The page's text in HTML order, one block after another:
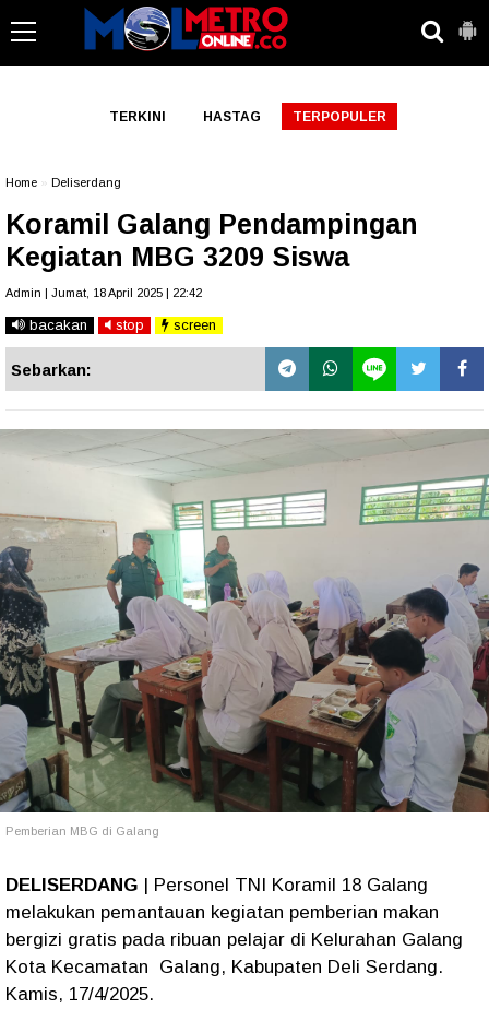
TERKINI HASTAG TERPOPULER
Home Deliserdang
Koramil Galang Pendampingan
Kegiatan MBG 3209 Siswa
Admin | Jumat, 18 April 2025 | 22:42
bacakan stop screen
Sebarkan:
Pemberian MBG di Galang
DELISERDANG | Personel TNI Koramil 18 Galang
melakukan pemantauan kegiatan pemberian makan
bergizi gratis pada ribuan pelajar di Kelurahan Galang
Kota Kecamatan Galang, Kabupaten Deli Serdang.
Kamis, 17/4/2025.